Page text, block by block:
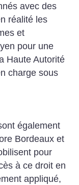
avec des
réalité les
et
pour une
Haute Autorité
charge sous
également
Bordeaux et
pour
à ce droit en
appliqué,